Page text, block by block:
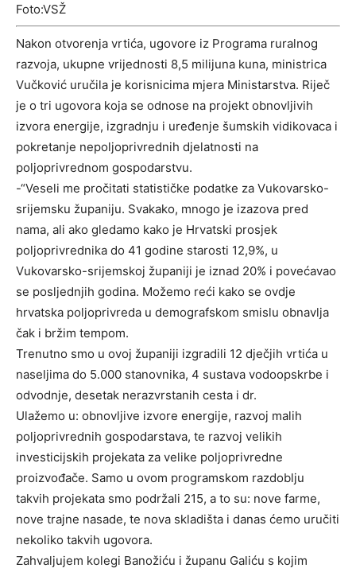
Foto:VSŽ
Nakon otvorenja vrtića, ugovore iz Programa ruralnog
razvoja, ukupne vrijednosti 8,5 milijuna kuna, ministrica
Vučković uručila je korisnicima mjera Ministarstva. Riječ
je o tri ugovora koja se odnose na projekt obnovljivih
izvora energije, izgradnju i uređenje šumskih vidikovaca i
pokretanje nepoljoprivrednih djelatnosti na
poljoprivrednom gospodarstvu.
-“Veseli me pročitati statističke podatke za Vukovarsko-
srijemsku županiju. Svakako, mnogo je izazova pred
nama, ali ako gledamo kako je Hrvatski prosjek
poljoprivrednika do 41 godine starosti 12,9%, u
Vukovarsko-srijemskoj županiji je iznad 20% i povećavao
se posljednjih godina. Možemo reći kako se ovdje
hrvatska poljoprivreda u demografskom smislu obnavlja
čak i bržim tempom.
Trenutno smo u ovoj županiji izgradili 12 dječjih vrtića u
naseljima do 5.000 stanovnika, 4 sustava vodoopskrbe i
odvodnje, desetak nerazvrstanih cesta i dr.
Ulažemo u: obnovljive izvore energije, razvoj malih
poljoprivrednih gospodarstava, te razvoj velikih
investicijskih projekata za velike poljoprivredne
proizvođače. Samo u ovom programskom razdoblju
takvih projekata smo podržali 215, a to su: nove farme,
nove trajne nasade, te nova skladišta i danas ćemo uručiti
nekoliko takvih ugovora.
Zahvaljujem kolegi Banožiću i županu Galiću s kojim